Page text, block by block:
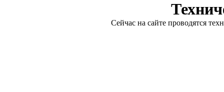
Сейчас на сайте проводятся